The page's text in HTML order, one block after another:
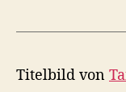
Titelbild von